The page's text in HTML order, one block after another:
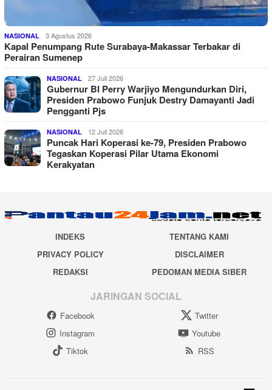
NASIONAL 3 Agustus 2026
Kapal Penumpang Rute Surabaya-Makassar Terbakar di
Perairan Sumenep
NASIONAL 27 Juli 2026
Gubernur BI Perry Warjiyo Mengundurkan Diri,
Presiden Prabowo Funjuk Destry Damayanti Jadi
Pengganti Pjs
NASIONAL 12 Juli 2026
Puncak Hari Koperasi ke-79, Presiden Prabowo
Tegaskan Koperasi Pilar Utama Ekonomi
Kerakyatan
INDEKS
TENTANG KAMI
PRIVACY POLICY
DISCLAIMER
REDAKSI
PEDOMAN MEDIA SIBER
JARINGAN SOCIAL
Facebook
Twitter
Instagram
Youtube
Tiktok
RSS